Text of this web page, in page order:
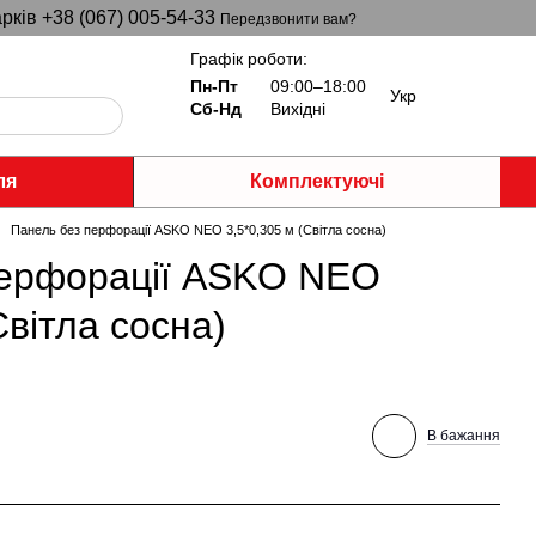
+38 (067) 005-54-33 Передзвонити вам?
Графік роботи:
Пн-Пт
09:00–18:00
Сб-Нд
Вихідні
Укр
Комплектуючі
Панель без перфорації ASKO NEO 3,5*0,305 м (Світла сосна)
ASKO NEO
сосна)
В бажання